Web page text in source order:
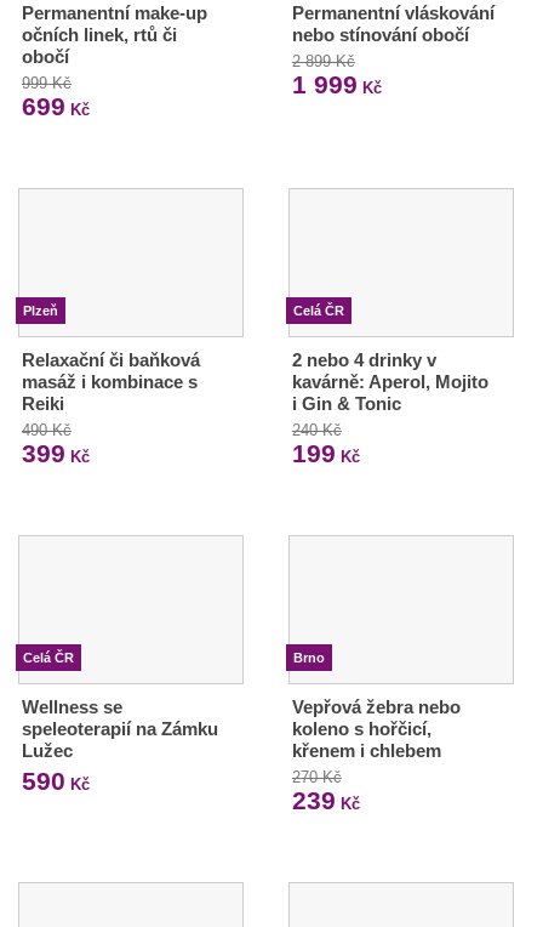
Permanentní make-up
očních linek, rtů či
obočí
999 Kč
699 Kč
Permanentní vláskování
nebo stínování obočí
2 899 Kč
1 999 Kč
Plzeň
Relaxační či baňková
masáž i kombinace s
Reiki
490 Kč
399 Kč
Celá ČR
2 nebo 4 drinky v
kavárně: Aperol, Mojito
i Gin & Tonic
240 Kč
199 Kč
Celá ČR
Wellness se
speleoterapií na Zámku
Lužec
590 Kč
Brno
Vepřová žebra nebo
koleno s hořčicí,
křenem i chlebem
270 Kč
239 Kč